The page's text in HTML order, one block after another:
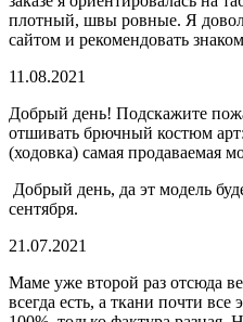
плотный, швы ровные. Я
сайтом и рекомендовать
11.08.2021
Добрый день! Подскажите
отшивать брючный костюм
(ходовка) самая продаваемая
Добрый день, да эт модель
сентября.
21.07.2021
Маме уже второй раз отсюда
всегда есть, а ткани почти